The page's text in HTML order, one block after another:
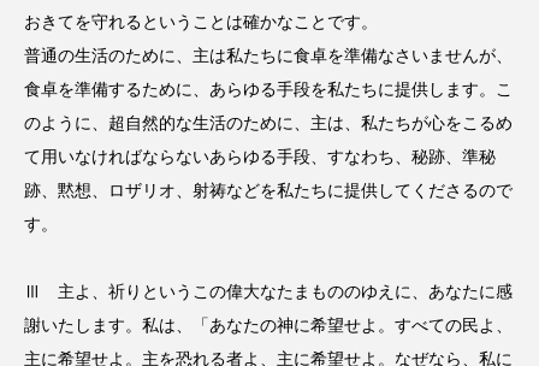
おきてを守れるということは確かなことです。
普通の生活のために、主は私たちに食卓を準備なさいませんが、
食卓を準備するために、あらゆる手段を私たちに提供します。こ
のように、超自然的な生活のために、主は、私たちが心をこるめ
て用いなければならないあらゆる手段、すなわち、秘跡、準秘
跡、黙想、ロザリオ、射祷などを私たちに提供してくださるので
す。
Ⅲ 主よ、祈りというこの偉大なたまもののゆえに、あなたに感
謝いたします。私は、「あなたの神に希望せよ。すべての民よ、
主に希望せよ。主を恐れる者よ、主に希望せよ。なぜなら、私に